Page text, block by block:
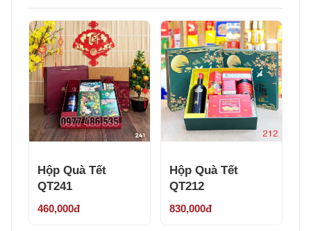
Hộp Quà Tết
QT241
460,000đ
Hộp Quà Tết
QT212
830,000đ